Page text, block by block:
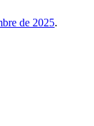
de 2025.